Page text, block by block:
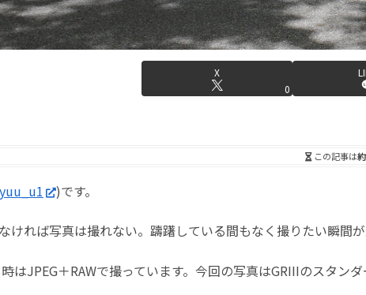
X
0
この記事は
)です。
ければ写真は撮れない。躊躇している間もなく撮りたい瞬間が
はJPEG＋RAWで撮っています。今回の写真はGRIIIのスタンダ